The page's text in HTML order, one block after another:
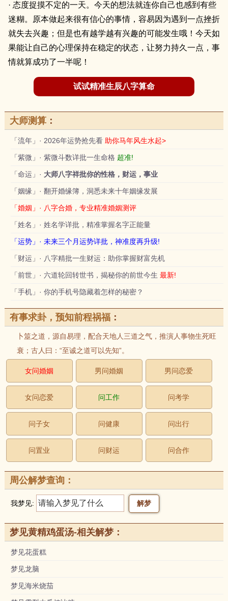
· 态度捉摸不定的一天。今天的想法就连你自己也感到有些
迷糊。原本做起来很有信心的事情，容易因为遇到一点挫折
就失去兴趣；但是也有越学越有兴趣的可能发生哦！今天如
果能让自己的心理保持在稳定的状态，让努力持久一点，事
情就算成功了一半呢！
试试精准生辰八字算命
大师测算：
「流年」· 2026年运势抢先看 助你马年风生水起>
「紫微」· 紫微斗数详批一生命格 超准!
「命运」· 大师八字祥批你的性格，财运，事业
「姻缘」· 翻开婚缘簿，洞悉未来十年姻缘发展
「婚姻」· 八字合婚，专业精准婚姻测评
「姓名」· 姓名学详批，精准掌握名字正能量
「运势」· 未来三个月运势详批，神准度再升级!
「财运」· 八字精批一生财运：助你掌握财富先机
「前世」· 六道轮回转世书，揭秘你的前世今生 最新!
「手机」· 你的手机号隐藏着怎样的秘密？
有事求卦，预知前程祸福：
卜筮之道，源自易理，配合天地人三道之气，推演人事物生死旺
衰；古人曰：“至诚之道可以先知”。
女问婚姻 男问婚姻 男问恋爱
女问恋爱 问工作 问考学
问子女 问健康 问出行
问置业 问财运 问合作
周公解梦查询：
我梦见:
梦见黄精鸡蛋汤-相关解梦：
梦见花蛋糕
梦见龙脑
梦见海米烧茄